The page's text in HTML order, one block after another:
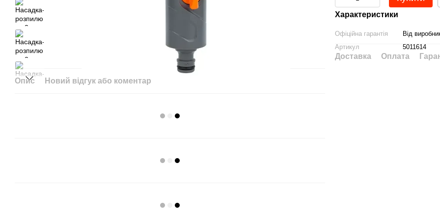
Опис Новий відгук або коментар
Характеристики
Офіційна гарантія
Від
Артикул
5011614
Доставка Оплата